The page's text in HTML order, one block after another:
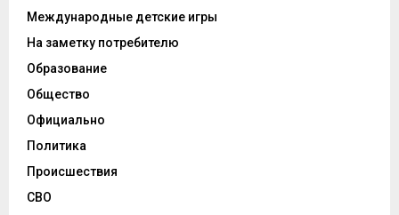
Международные детские игры
На заметку потребителю
Образование
Общество
Официально
Политика
Происшествия
СВО